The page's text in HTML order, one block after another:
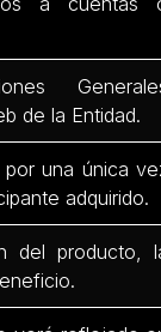
de la Entidad.
una única
adquirido.
del producto,